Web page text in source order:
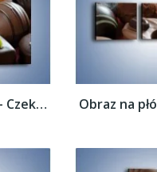
Obraz na płótnie – Czekoladowe praliny z...